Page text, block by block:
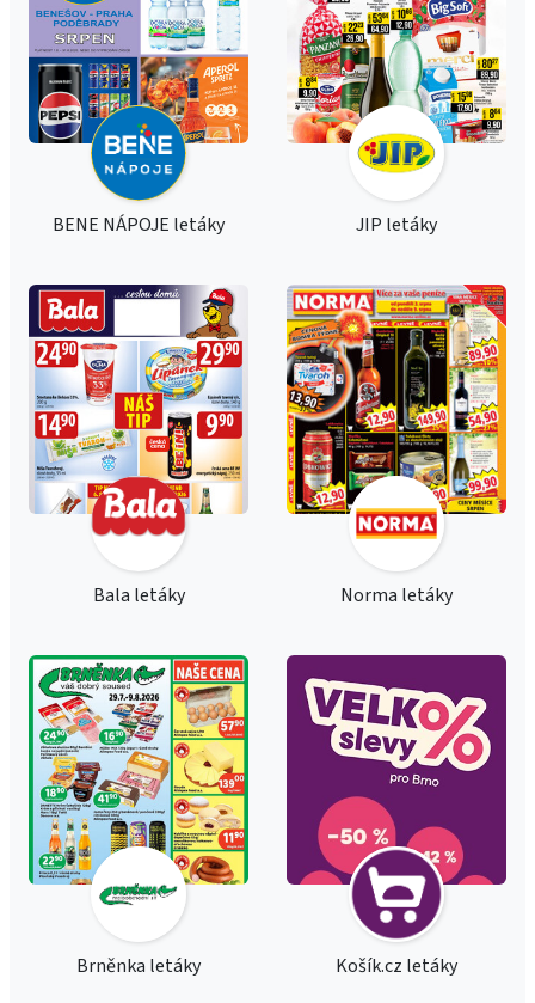
BENE NÁPOJE letáky JIP letáky
Bala letáky Norma letáky
Brněnka letáky Košík.cz letáky